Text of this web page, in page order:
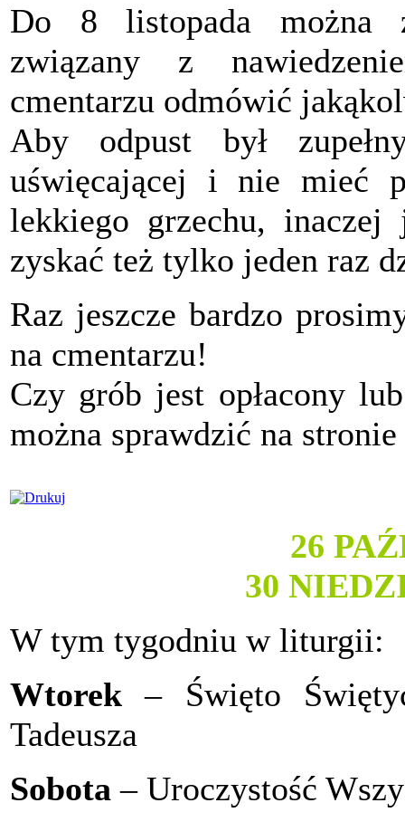
Do 8 listopada można
związany z
cmentarzu odmówić
Aby odpust był
uświęcającej i nie mieć
lekkiego grzechu,
zyskać też tylko jeden raz
Raz jeszcze bardzo
na cmentarzu!
Czy grób jest opłacony
można sprawdzić na
26
30
W tym tygodniu w liturgii:
Wtorek – Święto
Tadeusza
Sobota – Uroczystość